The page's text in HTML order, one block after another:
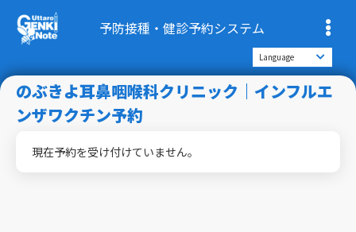
予防接種・健診予約システム
のぶきよ耳鼻咽喉科クリニック｜インフルエ
ンザワクチン予約
現在予約を受け付けていません。